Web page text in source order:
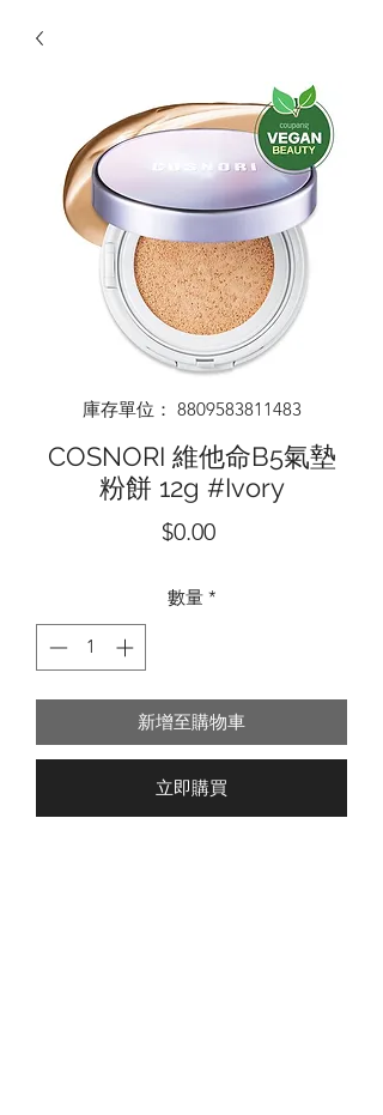
庫存單位： 8809583811483
COSNORI 維他命B5氣墊
粉餅 12g #Ivory
$0.00價
數量 *
新增至購物車
立即購買